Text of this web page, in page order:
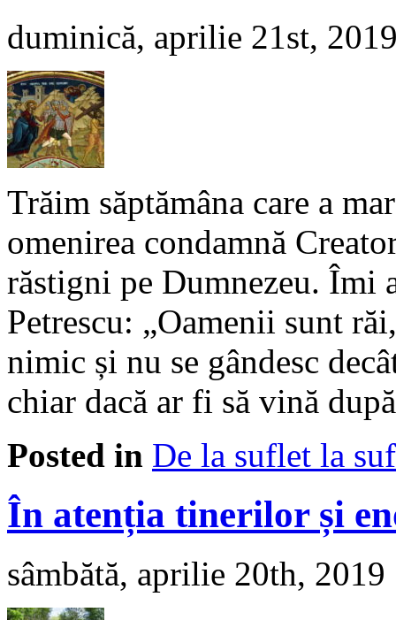
duminică, aprilie 21st,
Trăim săptămâna care a
omenirea condamnă
răstigni pe Dumnezeu. Îmi
Petrescu: „Oamenii sunt
nimic și nu se gândesc
chiar dacă ar fi să vină
Posted in De la suflet la
În atenția tinerilor și
sâmbătă, aprilie 20th, 2019